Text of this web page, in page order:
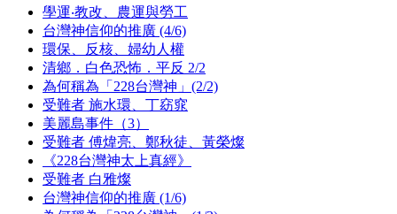
學運‧教改、農運與勞工
台灣神信仰的推廣 (4/6)
環保、反核、婦幼人權
清鄉．白色恐怖．平反 2/2
為何稱為「228台灣神」(2/2)
受難者 施水環、丁窈窕
美麗島事件（3）
受難者 傅煒亮、鄭秋徒、黃榮燦
《228台灣神太上真經》
受難者 白雅燦
台灣神信仰的推廣 (1/6)